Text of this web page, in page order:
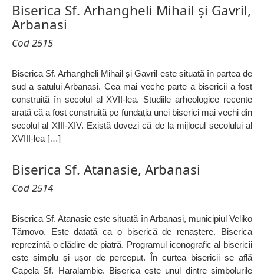
Biserica Sf. Arhangheli Mihail și Gavril,
Arbanasi
Cod 2515
Biserica Sf. Arhangheli Mihail și Gavril este situată în partea de
sud a satului Arbanasi. Cea mai veche parte a bisericii a fost
construită în secolul al XVII-lea. Studiile arheologice recente
arată că a fost construită pe fundația unei biserici mai vechi din
secolul al XIII-XIV. Există dovezi că de la mijlocul secolului al
XVIII-lea […]
Biserica Sf. Atanasie, Arbanasi
Cod 2514
Biserica Sf. Atanasie este situată în Arbanasi, municipiul Veliko
Tărnovo. Este datată ca o biserică de renaștere. Biserica
reprezintă o clădire de piatră. Programul iconografic al bisericii
este simplu și ușor de perceput. În curtea bisericii se află
Capela Sf. Haralambie. Biserica este unul dintre simbolurile